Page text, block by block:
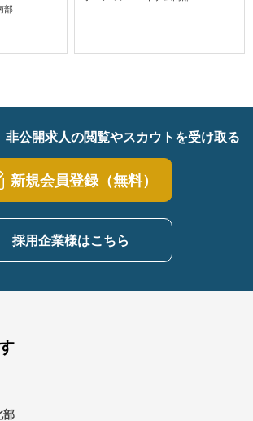
部
公開求人の閲覧やスカウトを受け取る
新規会員登録（無料）
採用企業様はこちら
部